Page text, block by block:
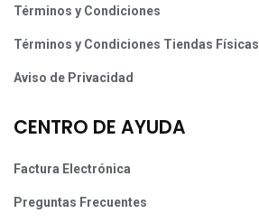
Términos y Condiciones
Términos y Condiciones Tiendas Físicas
Aviso de Privacidad
CENTRO DE AYUDA
Factura Electrónica
Preguntas Frecuentes